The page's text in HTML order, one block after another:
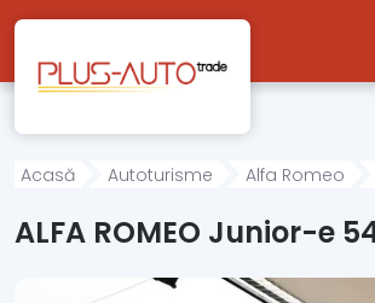
Mergi direct la conținutul principal
Acasă Autoturisme Alfa Romeo
ALFA ROMEO Junior-e